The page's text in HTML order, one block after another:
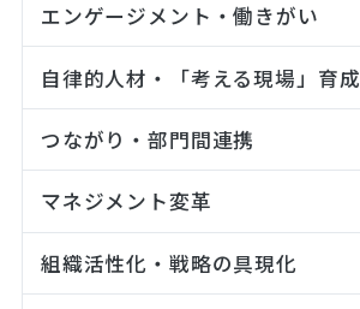
エンゲージメント・働きがい
自律的人材・「考える現場」育成
つながり・部門間連携
マネジメント変革
組織活性化・戦略の具現化